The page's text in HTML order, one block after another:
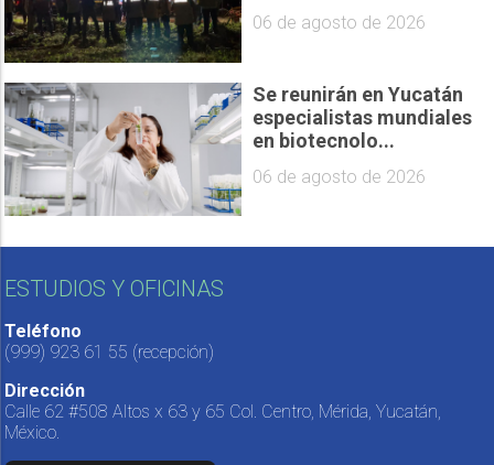
06 de agosto de 2026
Se reunirán en Yucatán
especialistas mundiales
en biotecnolo...
06 de agosto de 2026
ESTUDIOS Y OFICINAS
Teléfono
(999) 923 61 55 (recepción)
Dirección
Calle 62 #508 Altos x 63 y 65 Col. Centro, Mérida, Yucatán,
México.